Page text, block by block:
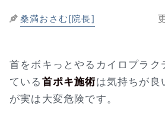
桑満おさむ[院長]
首をボキっとやるカイロプラク
ている 首ポキ施術は気持ちが良
が実は大変危険です。